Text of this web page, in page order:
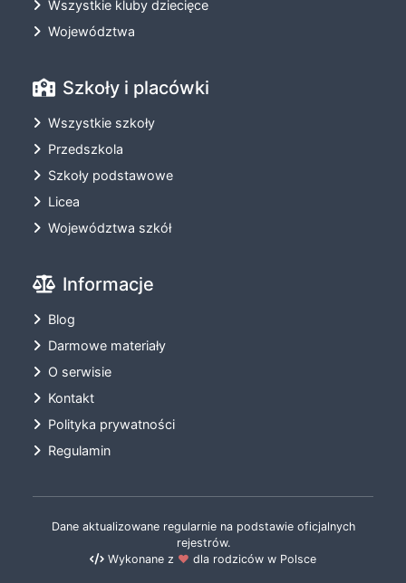
Wszystkie kluby dziecięce
Województwa
Szkoły i placówki
Wszystkie szkoły
Przedszkola
Szkoły podstawowe
Licea
Województwa szkół
Informacje
Blog
Darmowe materiały
O serwisie
Kontakt
Polityka prywatności
Regulamin
Dane aktualizowane regularnie na podstawie oficjalnych
rejestrów.
Wykonane z ❤️ dla rodziców w Polsce